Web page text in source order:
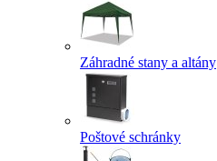
Záhradné stany a altány
Poštové schránky